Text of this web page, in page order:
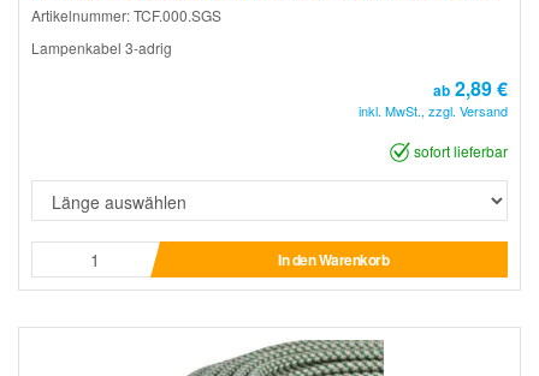
Artikelnummer: TCF.000.SGS
Lampenkabel 3-adrig
ab 2,89 €
inkl. MwSt., zzgl. Versand
sofort lieferbar
In den Warenkorb